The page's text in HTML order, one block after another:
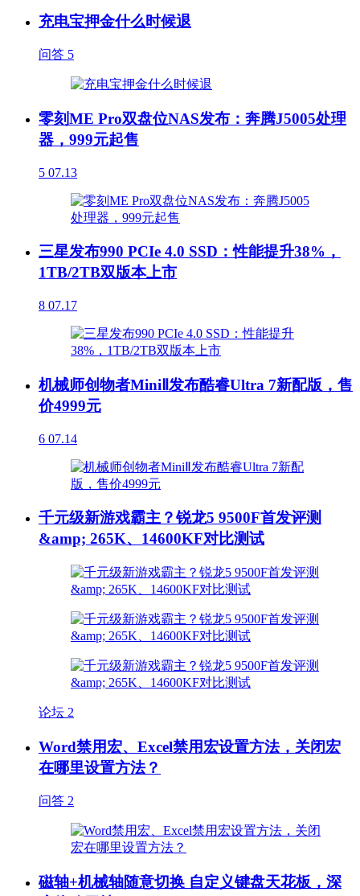
充电宝押金什么时候退
问答 5
零刻ME Pro双盘位NAS发布：奔腾J5005处理
器，999元起售
5 07.13
三星发布990 PCIe 4.0 SSD：性能提升38%，
1TB/2TB双版本上市
8 07.17
机械师创物者MiniⅡ发布酷睿Ultra 7新配版，售
价4999元
6 07.14
千元级新游戏霸主？锐龙5 9500F首发评测
&amp; 265K、14600KF对比测试
论坛 2
Word禁用宏、Excel禁用宏设置方法，关闭宏
在哪里设置方法？
问答 2
磁轴+机械轴随意切换 自定义键盘天花板，深